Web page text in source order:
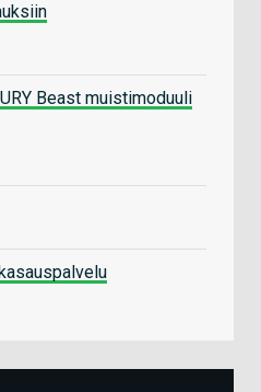
Beast muistimoduuli